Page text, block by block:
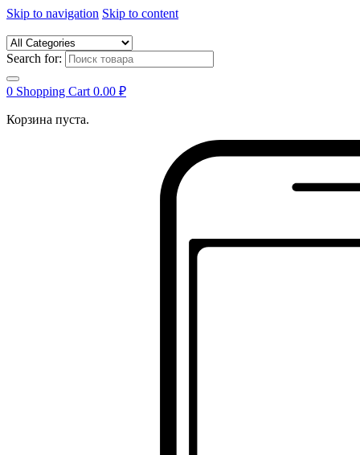
Skip to navigation Skip to content
Search for:
0 Shopping Cart 0.00 ₽
Корзина пуста.